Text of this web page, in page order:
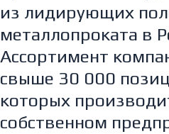
из лидирующих
металлопроката в
Ассортимент
свыше 30 000
которых
собственном